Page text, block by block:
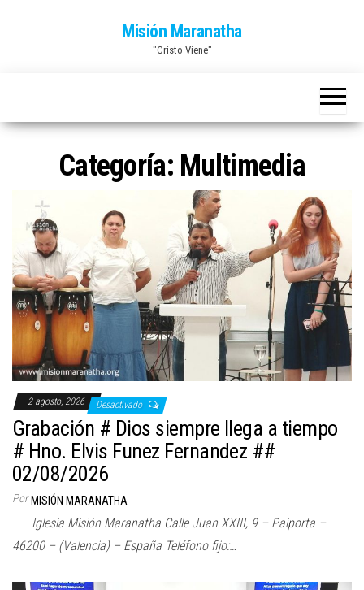
Misión Maranatha
"Cristo Viene"
Categoría: Multimedia
2 agosto, 2026 Desactivado
Grabación # Dios siempre llega a tiempo
# Hno. Elvis Funez Fernandez ##
02/08/2026
Por MISIÓN MARANATHA
Iglesia Misión Maranatha Calle Juan XXIII, 9 – Paiporta –
46200 – (Valencia) – España Teléfono fijo:…